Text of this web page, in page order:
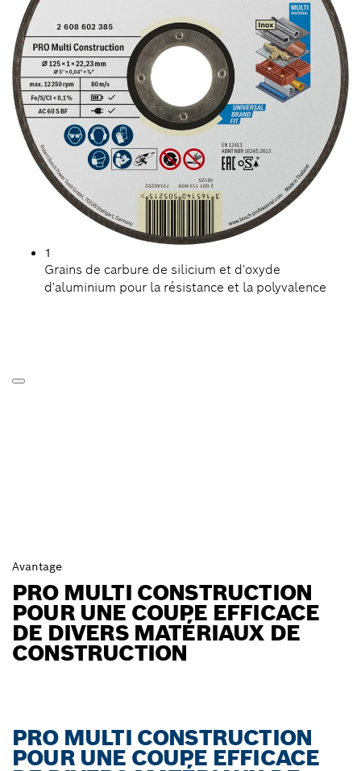
1
Grains de carbure de silicium et d'oxyde
d'aluminium pour la résistance et la polyvalence
Avantage
PRO MULTI CONSTRUCTION
POUR UNE COUPE EFFICACE
DE DIVERS MATÉRIAUX DE
CONSTRUCTION
PRO MULTI CONSTRUCTION
POUR UNE COUPE EFFICACE